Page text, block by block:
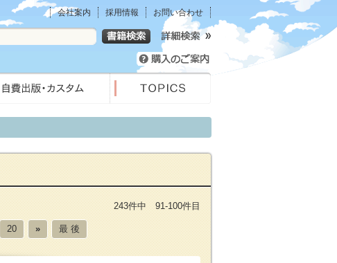
会社案内 採用情報 お問い合わせ
243件中 91-100件目
20 » 最 後